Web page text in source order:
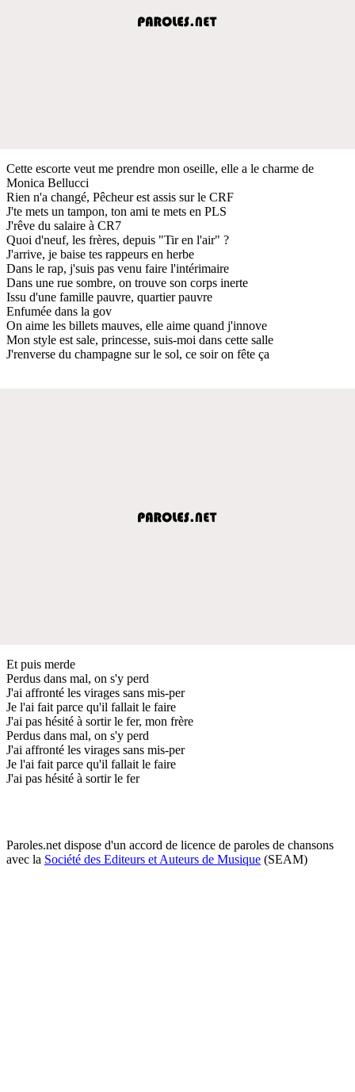
Cette escorte veut me prendre mon oseille, elle a le charme de
Monica Bellucci
Rien n'a changé, Pêcheur est assis sur le CRF
J'te mets un tampon, ton ami te mets en PLS
J'rêve du salaire à CR7
Quoi d'neuf, les frères, depuis "Tir en l'air" ?
J'arrive, je baise tes rappeurs en herbe
Dans le rap, j'suis pas venu faire l'intérimaire
Dans une rue sombre, on trouve son corps inerte
Issu d'une famille pauvre, quartier pauvre
Enfumée dans la gov
On aime les billets mauves, elle aime quand j'innove
Mon style est sale, princesse, suis-moi dans cette salle
J'renverse du champagne sur le sol, ce soir on fête ça
Et puis merde
Perdus dans mal, on s'y perd
J'ai affronté les virages sans mis-per
Je l'ai fait parce qu'il fallait le faire
J'ai pas hésité à sortir le fer, mon frère
Perdus dans mal, on s'y perd
J'ai affronté les virages sans mis-per
Je l'ai fait parce qu'il fallait le faire
J'ai pas hésité à sortir le fer
Paroles.net dispose d'un accord de licence de paroles de chansons
avec la Société des Editeurs et Auteurs de Musique (SEAM)